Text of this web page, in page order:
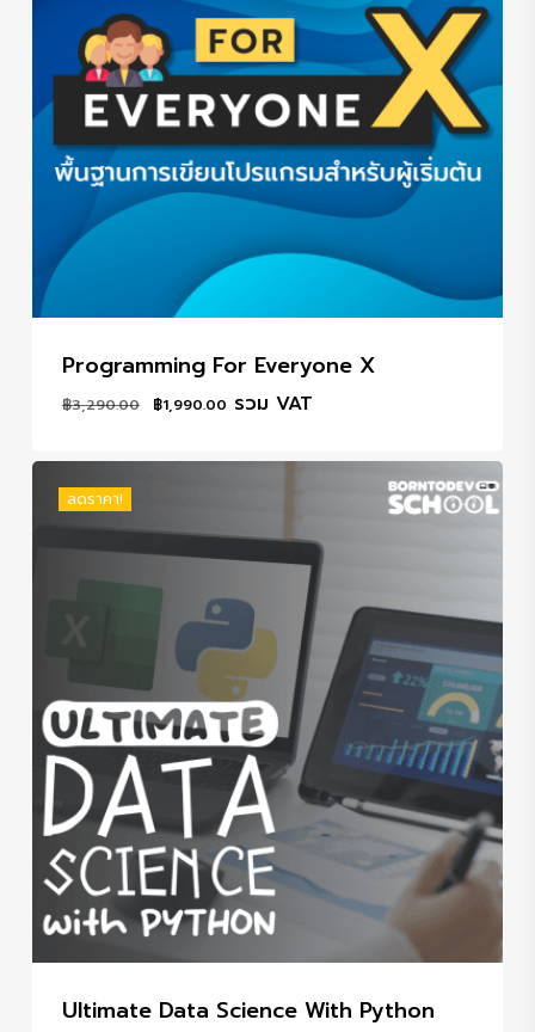
Programming For Everyone X
฿3,290.00
Original
was:
฿1,990.00Current
is:
รวม VAT
ลดราคา!
Ultimate Data Science With Python